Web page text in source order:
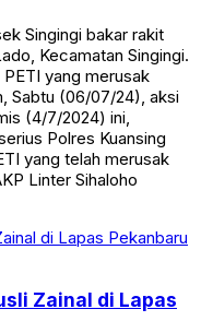
Singingi bakar rakit
Kecamatan Singingi.
yang merusak
Sabtu (06/07/24), aksi
(4/7/2024) ini,
Polres Kuansing
yang telah merusak
Linter Sihaloho
Zainal di Lapas